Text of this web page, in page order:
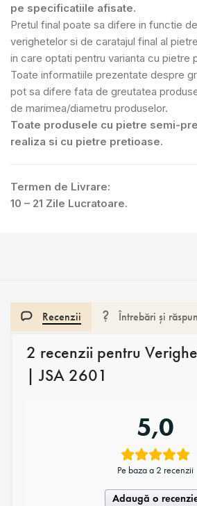
pe specificatiile afisate.
Pretul final poate sa difere in functie
verighetelor si de caratajul final al
in care optati pentru varianta cu pietre
Toate informatiile prezentate despre
pot sa difere fata de greutatea
de marimea/diametru produselor.
Toate produsele cu pietre semi-
realiza si cu pietre pretioase.
Termen de Livrare:
10 – 21 Zile Lucratoare.
Recenzii Întrebări și
2 recenzii pentru
| JSA 2601
5,0
Pe baza a 2 recenzii
Adaugă o